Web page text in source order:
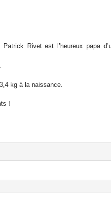
Rivet est l’heureux papa
kg à la naissance.
!